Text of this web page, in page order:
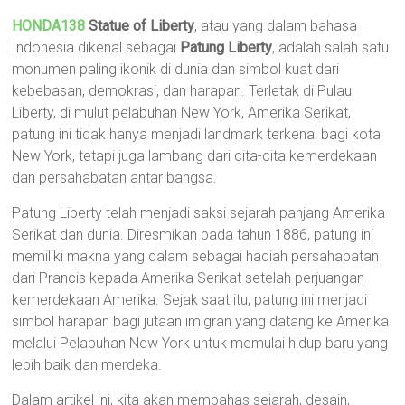
HONDA138 Statue of Liberty, atau yang dalam bahasa
Indonesia dikenal sebagai Patung Liberty, adalah salah satu
monumen paling ikonik di dunia dan simbol kuat dari
kebebasan, demokrasi, dan harapan. Terletak di Pulau
Liberty, di mulut pelabuhan New York, Amerika Serikat,
patung ini tidak hanya menjadi landmark terkenal bagi kota
New York, tetapi juga lambang dari cita-cita kemerdekaan
dan persahabatan antar bangsa.
Patung Liberty telah menjadi saksi sejarah panjang Amerika
Serikat dan dunia. Diresmikan pada tahun 1886, patung ini
memiliki makna yang dalam sebagai hadiah persahabatan
dari Prancis kepada Amerika Serikat setelah perjuangan
kemerdekaan Amerika. Sejak saat itu, patung ini menjadi
simbol harapan bagi jutaan imigran yang datang ke Amerika
melalui Pelabuhan New York untuk memulai hidup baru yang
lebih baik dan merdeka.
Dalam artikel ini, kita akan membahas sejarah, desain,